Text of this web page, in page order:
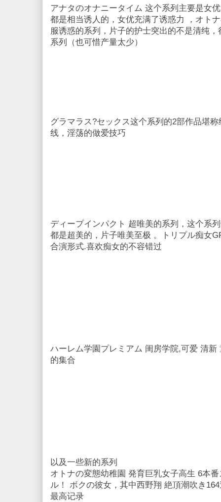
アナタのオナニータイム 这个系列主要是女
都是相当诱人的，女优充满了诱惑力 ，オト
服诱惑的系列，片子的护士突出的不是清纯
系列（也可惜产量太少）
グラマラス?セックス这个系列的2部作品堪
线，淫荡的做爱技巧
ディープインパクト 超唯美的系列，这个系
都是超美的，片子唯美至极 。トリプル痴女
合演形式.喜欢痴女的不容错过
ハーレム学園プレミアム 闺房学院,可爱 清
的集合
以及一些新的系列
オトナの変態幼稚園 発育巨乳女子高生 6本
ル！ ボクの彼女，其中西野翔 絶頂潮吹き
最高记录